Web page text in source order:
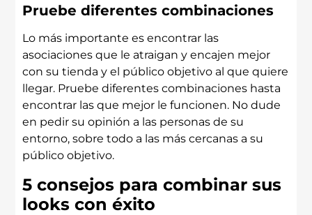
Pruebe diferentes combinaciones
Lo más importante es encontrar las
asociaciones que le atraigan y encajen mejor
con su tienda y el público objetivo al que quiere
llegar. Pruebe diferentes combinaciones hasta
encontrar las que mejor le funcionen. No dude
en pedir su opinión a las personas de su
entorno, sobre todo a las más cercanas a su
público objetivo.
5 consejos para combinar sus
looks con éxito